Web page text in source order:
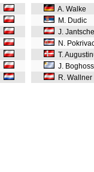
A. Walke
M. Dudic
J.
N.
T.
J.
R. Wallner